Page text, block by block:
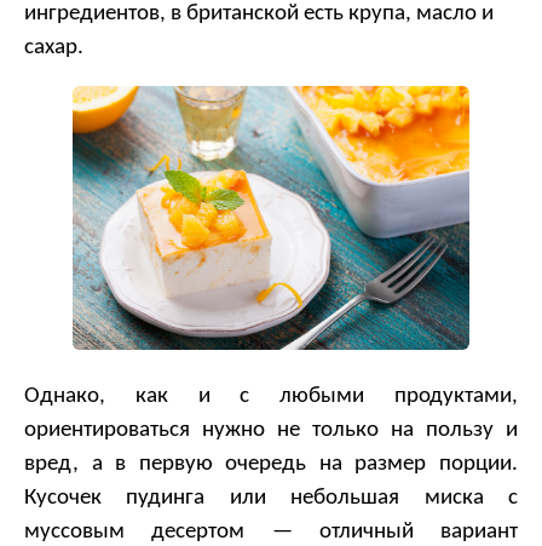
ингредиентов, в британской есть крупа, масло и
сахар.
Однако, как и с любыми продуктами,
ориентироваться нужно не только на пользу и
вред, а в первую очередь на размер порции.
Кусочек пудинга или небольшая миска с
муссовым десертом — отличный вариант